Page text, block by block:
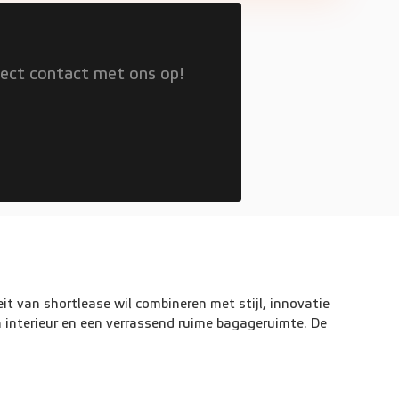
contact met ons op!
van shortlease wil combineren met stijl, innovatie
en een verrassend ruime bagageruimte. De